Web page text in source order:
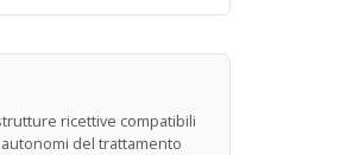
ricettive compatibili
del trattamento